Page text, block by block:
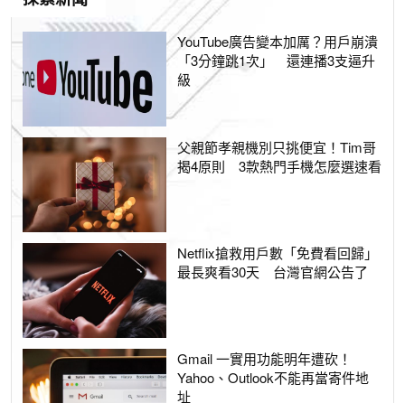
YouTube廣告變本加厲？用戶崩潰
「3分鐘跳1次」 還連播3支逼升
級
父親節孝親機別只挑便宜！Tim哥
揭4原則 3款熱門手機怎麼選速看
Netflix搶救用戶數「免費看回歸」
最長爽看30天 台灣官網公告了
Gmail 一實用功能明年遭砍！
Yahoo、Outlook不能再當寄件地
址